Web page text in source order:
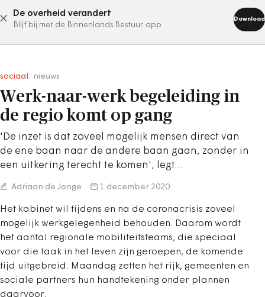
De overheid verandert
Blijf bij met de Binnenlands Bestuur app
Download
abonneer nu
sociaal nieuws
Werk-naar-werk begeleiding in
de regio komt op gang
'De inzet is dat zoveel mogelijk mensen direct van
de ene baan naar de andere baan gaan, zonder in
een uitkering terecht te komen', legt…
Adriaan de Jonge 1 december 2020
Het kabinet wil tijdens en na de coronacrisis zoveel
mogelijk werkgelegenheid behouden. Daarom wordt
het aantal regionale mobiliteitsteams, die speciaal
voor die taak in het leven zijn geroepen, de komende
tijd uitgebreid. Maandag zetten het rijk, gemeenten en
sociale partners hun handtekening onder plannen
daarvoor.